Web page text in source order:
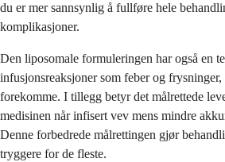
du er mer sannsynlig å fullføre hele
komplikasjoner.
Den liposomale formuleringen har også en
infusjonsreaksjoner som feber og
forekomme. I tillegg betyr det målrettede
medisinen når infisert vev mens mindre
Denne forbedrede målrettingen gjør
tryggere for de fleste.